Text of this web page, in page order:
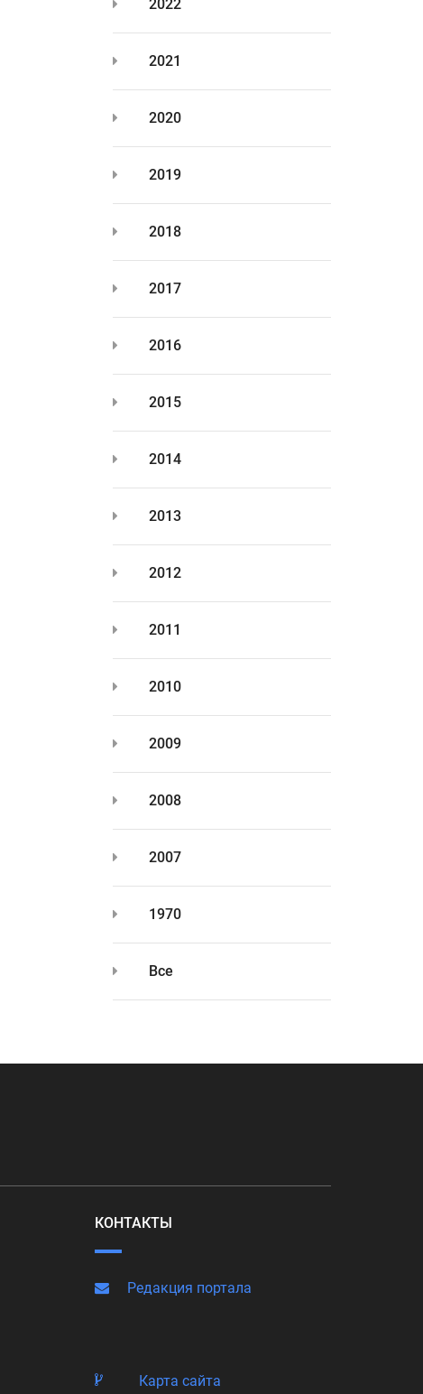
2022
2021
2020
2019
2018
2017
2016
2015
2014
2013
2012
2011
2010
2009
2008
2007
1970
Все
КОНТАКТЫ
Редакция портала
Карта сайта